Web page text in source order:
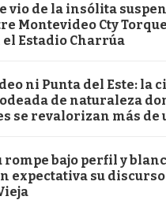
vio de la insólita
Montevideo Cty
Estadio Charrúa
ni Punta del Este: la
de naturaleza
se revalorizan más de
rompe bajo perfil y
expectativa su